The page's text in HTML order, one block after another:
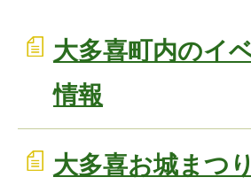
大多喜町内のイ
情報
大多喜お城まつ